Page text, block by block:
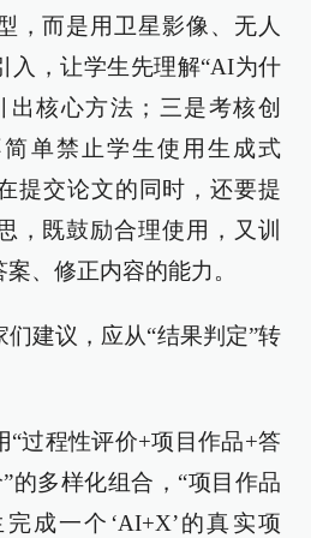
，而是用卫星影像、无人
入，让学生先理解“AI为什
出核心方法；三是考核创
单禁止学生使用生成式
提交论文的同时，还要提
，既鼓励合理使用，又训
、修正内容的能力。
建议，应从“结果判定”转
“过程性评价+项目作品+答
的多样化组合，“项目作品
成一个‘AI+X’的真实项